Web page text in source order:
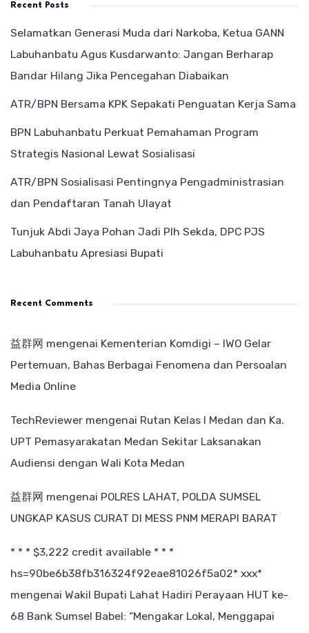
Recent Posts
Selamatkan Generasi Muda dari Narkoba, Ketua GANN
Labuhanbatu Agus Kusdarwanto: Jangan Berharap
Bandar Hilang Jika Pencegahan Diabaikan
ATR/BPN Bersama KPK Sepakati Penguatan Kerja Sama
BPN Labuhanbatu Perkuat Pemahaman Program
Strategis Nasional Lewat Sosialisasi
ATR/BPN Sosialisasi Pentingnya Pengadministrasian
dan Pendaftaran Tanah Ulayat
Tunjuk Abdi Jaya Pohan Jadi Plh Sekda, DPC PJS
Labuhanbatu Apresiasi Bupati
Recent Comments
益群网 mengenai Kementerian Komdigi – IWO Gelar
Pertemuan, Bahas Berbagai Fenomena dan Persoalan
Media Online
TechReviewer mengenai Rutan Kelas I Medan dan Ka.
UPT Pemasyarakatan Medan Sekitar Laksanakan
Audiensi dengan Wali Kota Medan
益群网 mengenai POLRES LAHAT, POLDA SUMSEL
UNGKAP KASUS CURAT DI MESS PNM MERAPI BARAT
* * * $3,222 credit available * * *
hs=90be6b38fb316324f92eae81026f5a02* ххх*
mengenai Wakil Bupati Lahat Hadiri Perayaan HUT ke-
68 Bank Sumsel Babel: “Mengakar Lokal, Menggapai